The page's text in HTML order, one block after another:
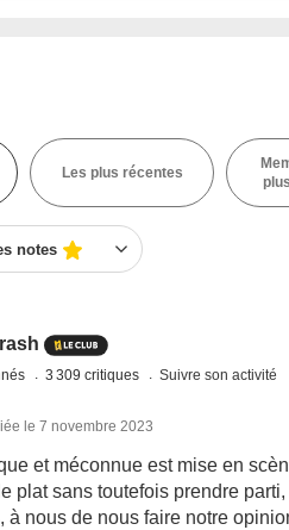
Les plus récentes
notes
3 309 critiques Suivre son activité
le 7 novembre 2023
et méconnue est mise en
plat sans toutefois prendre
à nous de nous faire notre